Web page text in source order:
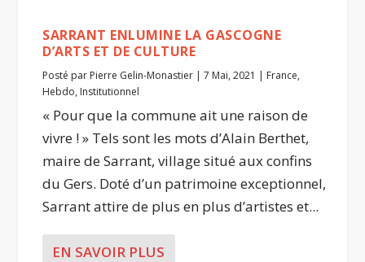
SARRANT ENLUMINE LA GASCOGNE
D’ARTS ET DE CULTURE
Posté par Pierre Gelin-Monastier |7 Mai, 2021 | France,
Hebdo, Institutionnel
« Pour que la commune ait une raison de
vivre ! » Tels sont les mots d’Alain Berthet,
maire de Sarrant, village situé aux confins
du Gers. Doté d’un patrimoine exceptionnel,
Sarrant attire de plus en plus d’artistes et...
EN SAVOIR PLUS